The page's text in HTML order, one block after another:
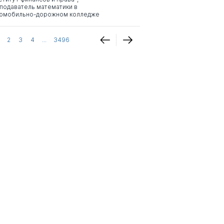
математики в
дорожном колледже
2 3 4 ... 3496